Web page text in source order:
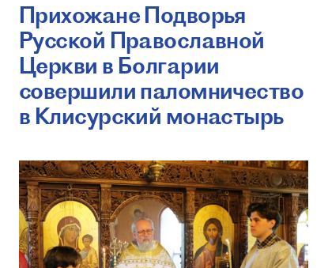
Прихожане Подворья
Русской Православной
Церкви в Болгарии
совершили паломничество
в Клисурский монастырь